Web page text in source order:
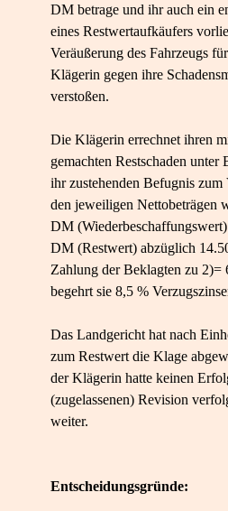
DM betrage und ihr auch ein
eines Restwertaufkäufers
Veräußerung des Fahrzeugs
Klägerin gegen ihre
verstoßen.
Die Klägerin errechnet ihren
gemachten Restschaden
ihr zustehenden Befugnis zum
den jeweiligen Nettobeträgen
DM
DM (Restwert) abzüglich
Zahlung der Beklagten zu
begehrt sie 8,5 %
Das Landgericht hat nach
zum Restwert die Klage
der Klägerin hatte keinen
(zugelassenen) Revision
weiter.
Entscheidungsgründe: